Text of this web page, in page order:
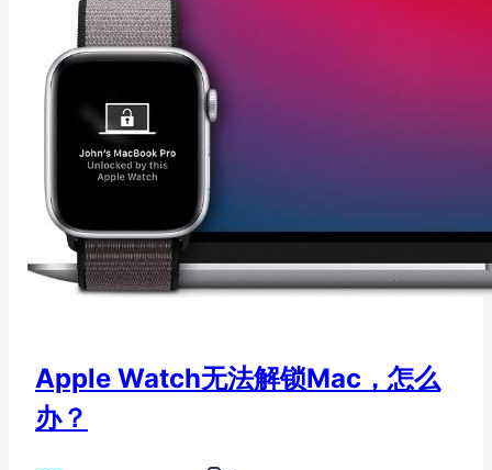
Apple Watch无法解锁Mac，怎么
办？